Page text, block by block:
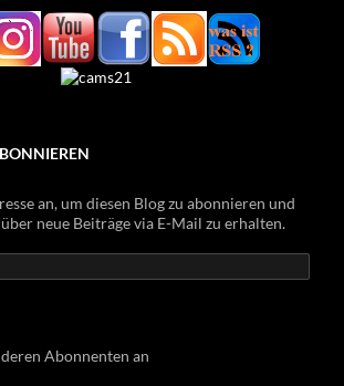
an, um diesen Blog zu abonnieren und
neue Beiträge via E-Mail zu erhalten.
Abonnenten an